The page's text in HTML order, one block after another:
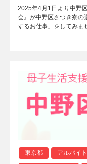
2025年4月1日より中野
会』が中野区さつき寮の
するお仕事」をしてみま
東京都 アルバイト